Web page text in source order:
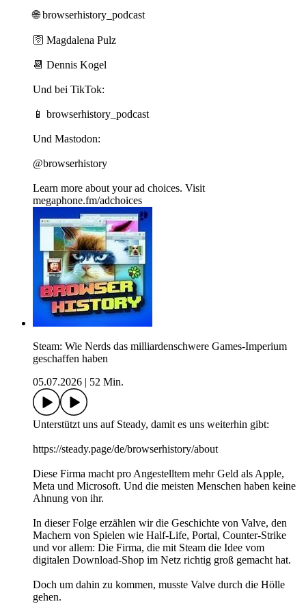
🌐 ⁠⁠⁠⁠⁠⁠⁠⁠⁠browserhistory_podcast⁠⁠⁠⁠⁠⁠⁠⁠⁠
🛜 ⁠⁠⁠⁠⁠⁠⁠⁠⁠Magdalena Pulz⁠⁠⁠⁠⁠⁠⁠⁠⁠
📆 ⁠⁠⁠⁠⁠⁠⁠⁠⁠Dennis Kogel⁠⁠⁠⁠⁠⁠⁠⁠⁠
Und bei TikTok:
📱 ⁠⁠⁠⁠⁠⁠⁠⁠⁠browserhistory_podcast⁠⁠
Und Mastodon:
⁠⁠@browserhistory
Learn more about your ad choices. Visit
megaphone.fm/adchoices
Steam: Wie Nerds das milliardenschwere Games-Imperium
geschaffen haben
05.07.2026
52 Min.
Unterstützt uns auf ⁠⁠⁠⁠⁠⁠⁠Steady⁠⁠⁠⁠⁠⁠⁠, damit es uns weiterhin gibt:
⁠⁠⁠⁠⁠⁠⁠https://steady.page/de/browserhistory/about
Diese Firma macht pro Angestelltem mehr Geld als Apple,
Meta und Microsoft. Und die meisten Menschen haben keine
Ahnung von ihr.
In dieser Folge erzählen wir die Geschichte von Valve, den
Machern von Spielen wie Half-Life, Portal, Counter-Strike
und vor allem: Die Firma, die mit Steam die Idee vom
digitalen Download-Shop im Netz richtig groß gemacht hat.
Doch um dahin zu kommen, musste Valve durch die Hölle
gehen.